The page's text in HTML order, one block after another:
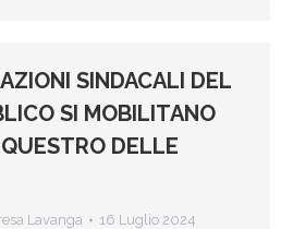
SINDACALI DEL
SI MOBILITANO
DELLE
Lavanga 16 Luglio 2024